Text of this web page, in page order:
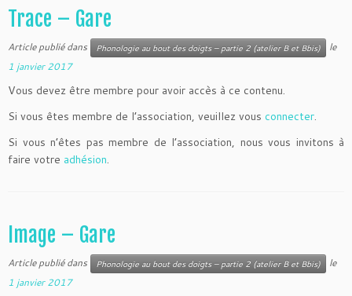
Trace – Gare
Article publié dans Phonologie au bout des doigts – partie 2 (atelier B et Bbis)
le
1 janvier 2017
Vous devez être membre pour avoir accès à ce contenu.
Si vous êtes membre de l’association, veuillez vous connecter.
Si vous n’êtes pas membre de l’association, nous vous invitons à
faire votre adhésion.
Image – Gare
Article publié dans Phonologie au bout des doigts – partie 2 (atelier B et Bbis)
le
1 janvier 2017